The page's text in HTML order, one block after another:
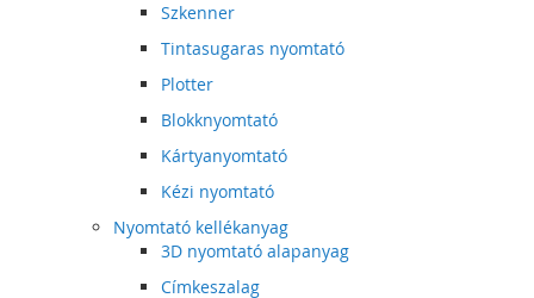
Szkenner
Tintasugaras nyomtató
Plotter
Blokknyomtató
Kártyanyomtató
Kézi nyomtató
Nyomtató kellékanyag
3D nyomtató alapanyag
Címkeszalag